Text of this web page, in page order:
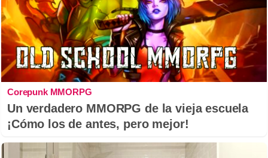
Corepunk MMORPG
Un verdadero MMORPG de la vieja escuela
¡Cómo los de antes, pero mejor!